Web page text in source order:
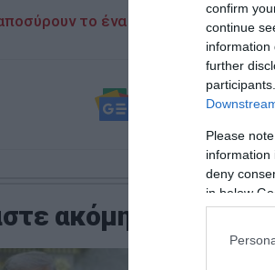
confirm
continue
information
further
Please
information
deny
in below
το ένα τρίτο των
και μάθετε
ακόμη